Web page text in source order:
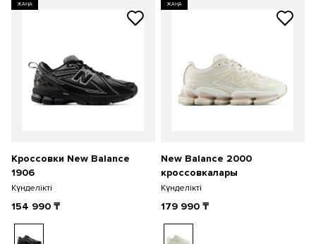
ЖАҢА
Кроссовки New Balance
1906
Күнделікті
154 990 ₸
ЖАҢА
New Balance 2000
кроссовкалары
Күнделікті
179 990 ₸